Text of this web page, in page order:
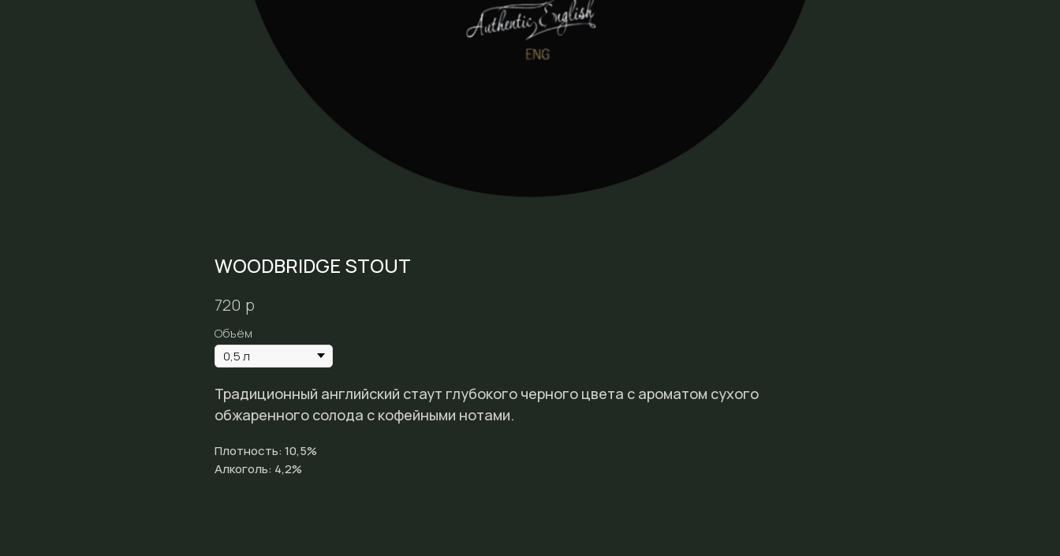
WOODBRIDGE STOUT
720 р
Объём
Традиционный английский стаут глубокого черного цвета с ароматом сухого
обжаренного солода с кофейными нотами.
Плотность: 10,5%
Алкоголь: 4,2%